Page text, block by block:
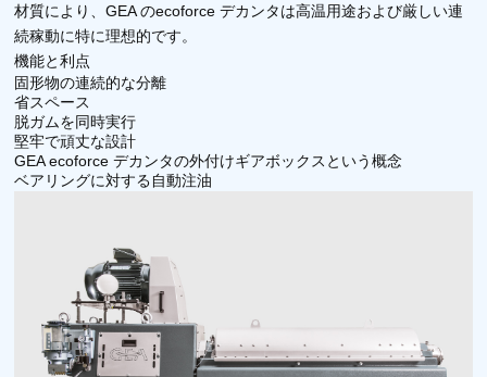
材質により、GEAのecoforceデカンタは高温用途および厳しい連
続稼動に特に理想的です。
機能と利点
固形物の連続的な分離
省スペース
脱ガムを同時実行
堅牢で頑丈な設計
GEA ecoforceデカンタの外付けギアボックスという概念
ベアリングに対する自動注油